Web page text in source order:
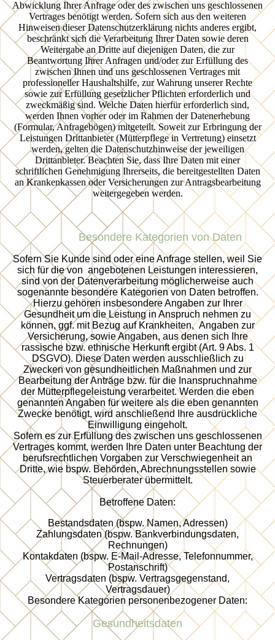
Abwicklung Ihrer Anfrage oder des zwischen uns geschlossenen
Vertrages benötigt werden. Sofern sich aus den weiteren
Hinweisen dieser Datenschutzerklärung nichts anderes ergibt,
beschränkt sich die Verarbeitung Ihrer Daten sowie deren
Weitergabe an Dritte auf diejenigen Daten, die zur
Beantwortung Ihrer Anfragen und/oder zur Erfüllung des
zwischen Ihnen und uns geschlossenen Vertrages mit
professioneller Haushaltshilfe, zur Wahrung unserer Rechte
sowie zur Erfüllung gesetzlicher Pflichten erforderlich und
zweckmäßig sind. Welche Daten hierfür erforderlich sind,
werden Ihnen vorher oder im Rahmen der Datenerhebung
(Formular, Anfragebögen) mitgeteilt. Soweit zur Erbringung der
Leistungen Drittanbieter (Mütterpflege in Vertretung) einsetzt
werden, gelten die Datenschutzhinweise der jeweiligen
Drittanbieter. Beachten Sie, dass Ihre Daten mit einer
schriftlichen Genehmigung Ihrerseits, die bereitgestellten Daten
an Krankenkassen oder Versicherungen zur Antragsbearbeitung
weitergegeben werden.
Besondere Kategorien von Daten
Sofern Sie Kunde sind oder eine Anfrage stellen, weil Sie
sich für die von angebotenen Leistungen interessieren,
sind von der Datenverarbeitung möglicherweise auch
sogenannte besondere Kategorien von Daten betroffen.
Hierzu gehören insbesondere Angaben zur Ihrer
Gesundheit um die Leistung in Anspruch nehmen zu
können, ggf. mit Bezug auf Krankheiten, Angaben zur
Versicherung, sowie Angaben, aus denen sich Ihre
rassische bzw. ethnische Herkunft ergibt (Art. 9 Abs. 1
DSGVO). Diese Daten werden ausschließlich zu
Zwecken von gesundheitlichen Maßnahmen und zur
Bearbeitung der Anträge bzw. für die Inanspruchnahme
der Mütterpflegeleistung verarbeitet. Werden die eben
genannten Angaben für weitere als die eben genannten
Zwecke benötigt, wird anschließend Ihre ausdrückliche
Einwilligung eingeholt.
Sofern es zur Erfüllung des zwischen uns geschlossenen
Vertrages kommt, werden Ihre Daten unter Beachtung der
berufsrechtlichen Vorgaben zur Verschwiegenheit an
Dritte, wie bspw. Behörden, Abrechnungsstellen sowie
Steuerberater übermittelt.
Betroffene Daten:
Bestandsdaten (bspw. Namen, Adressen)
Zahlungsdaten (bspw. Bankverbindungsdaten,
Rechnungen)
Kontakdaten (bspw. E-Mail-Adresse, Telefonnummer,
Postanschrift)
Vertragsdaten (bspw. Vertragsgegenstand,
Vertragsdauer)
Besondere Kategorien personenbezogener Daten:
Gesundheitsdaten